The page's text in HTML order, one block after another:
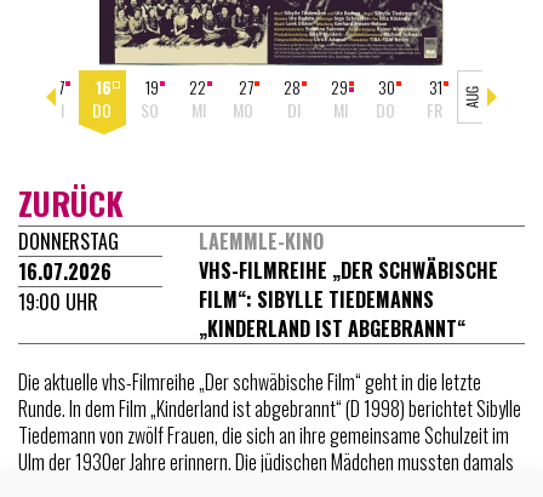
07
DI
16
DO
19
SO
22
MI
27
MO
28
DI
29
MI
30
DO
31
FR
ZURÜCK
DONNERSTAG
16.07.2026
19:00 UHR
LAEMMLE-KINO
VHS-FILMREIHE „DER SCHWÄBISCHE
FILM“: SIBYLLE TIEDEMANNS
„KINDERLAND IST ABGEBRANNT“
Die aktuelle vhs-Filmreihe „Der schwäbische Film“ geht in die letzte
Runde. In dem Film „Kinderland ist abgebrannt“ (D 1998) berichtet Sibylle
Tiedemann von zwölf Frauen, die sich an ihre gemeinsame Schulzeit im
Ulm der 1930er Jahre erinnern. Die jüdischen Mädchen mussten damals